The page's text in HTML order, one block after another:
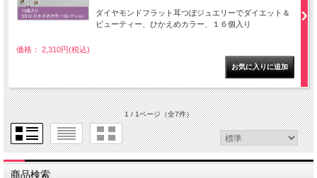
ダイヤモンドフラット耳つぼジュエリーでダイエット＆
ビューティー、ひかえめカラー、１６個入り
価格： 2,310円(税込)
1 / 1ページ（全7件）
商品検索